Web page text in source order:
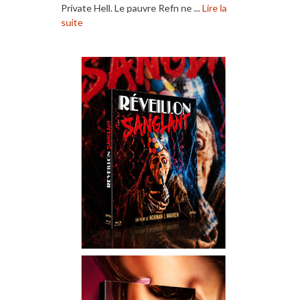
Private Hell. Le pauvre Refn ne ...Lire la
suite